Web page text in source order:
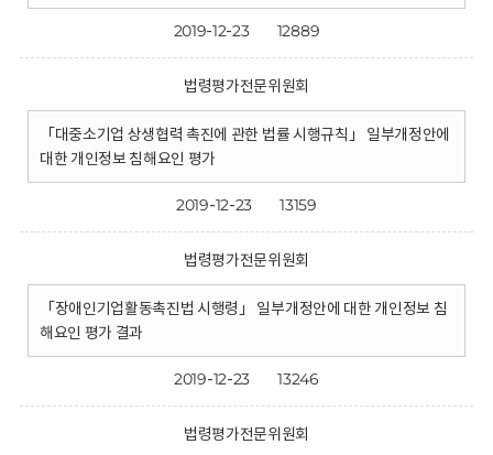
2019-12-23 12889
법령평가전문위원회
「대중소기업 상생협력 촉진에 관한 법률 시행규칙」 일부개정안에
대한 개인정보 침해요인 평가
2019-12-23 13159
법령평가전문위원회
「장애인기업활동촉진법 시행령」 일부개정안에 대한 개인정보 침
해요인 평가 결과
2019-12-23 13246
법령평가전문위원회